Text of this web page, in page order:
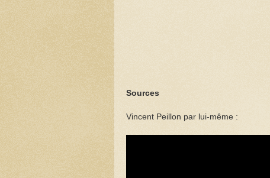
Sources
Vincent Peillon par lui-même :